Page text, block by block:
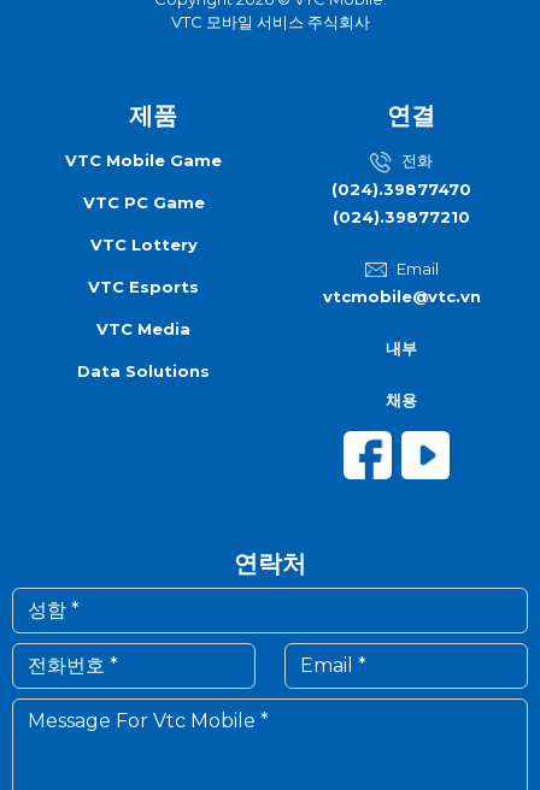
VTC 모바일 서비스 주식회사
제품
VTC Mobile Game
VTC PC Game
VTC Lottery
VTC Esports
VTC Media
Data Solutions
연결
전화
(024).39877470
(024).39877210
Email
vtcmobile@vtc.vn
내부
채용
연락처